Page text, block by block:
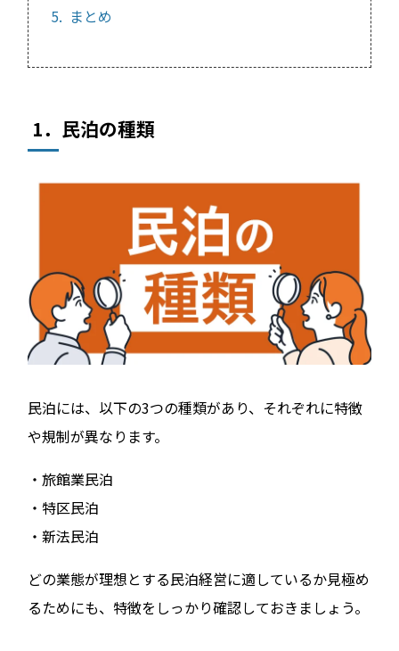
5. まとめ
1．民泊の種類
民泊には、以下の3つの種類があり、それぞれに特徴
や規制が異なります。
・旅館業民泊
・特区民泊
・新法民泊
どの業態が理想とする民泊経営に適しているか見極め
るためにも、特徴をしっかり確認しておきましょう。